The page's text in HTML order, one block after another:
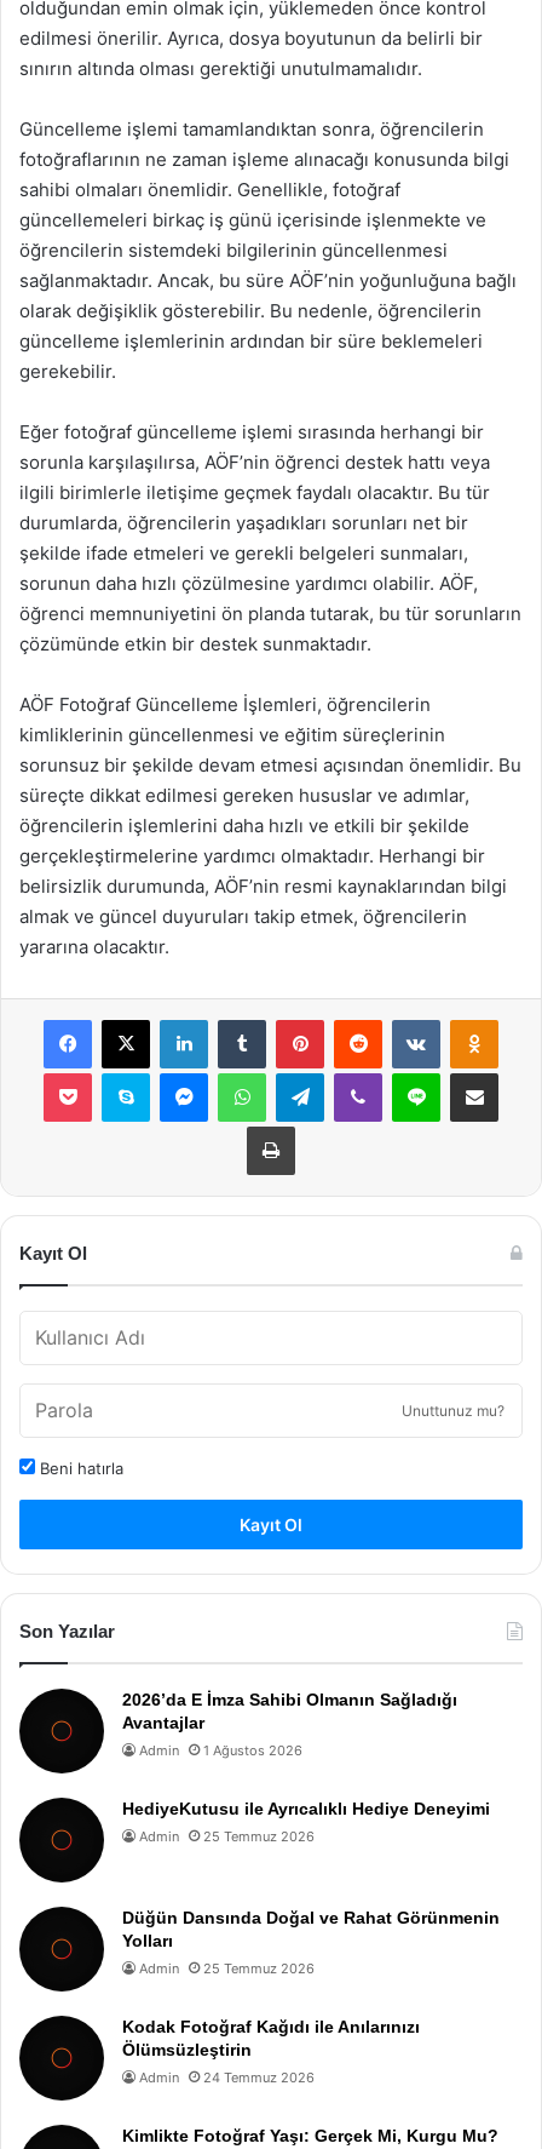
olduğundan emin olmak için, yüklemeden önce kontrol
edilmesi önerilir. Ayrıca, dosya boyutunun da belirli bir
sınırın altında olması gerektiği unutulmamalıdır.
Güncelleme işlemi tamamlandıktan sonra, öğrencilerin
fotoğraflarının ne zaman işleme alınacağı konusunda bilgi
sahibi olmaları önemlidir. Genellikle, fotoğraf
güncellemeleri birkaç iş günü içerisinde işlenmekte ve
öğrencilerin sistemdeki bilgilerinin güncellenmesi
sağlanmaktadır. Ancak, bu süre AÖF’nin yoğunluğuna bağlı
olarak değişiklik gösterebilir. Bu nedenle, öğrencilerin
güncelleme işlemlerinin ardından bir süre beklemeleri
gerekebilir.
Eğer fotoğraf güncelleme işlemi sırasında herhangi bir
sorunla karşılaşılırsa, AÖF’nin öğrenci destek hattı veya
ilgili birimlerle iletişime geçmek faydalı olacaktır. Bu tür
durumlarda, öğrencilerin yaşadıkları sorunları net bir
şekilde ifade etmeleri ve gerekli belgeleri sunmaları,
sorunun daha hızlı çözülmesine yardımcı olabilir. AÖF,
öğrenci memnuniyetini ön planda tutarak, bu tür sorunların
çözümünde etkin bir destek sunmaktadır.
AÖF Fotoğraf Güncelleme İşlemleri, öğrencilerin
kimliklerinin güncellenmesi ve eğitim süreçlerinin
sorunsuz bir şekilde devam etmesi açısından önemlidir. Bu
süreçte dikkat edilmesi gereken hususlar ve adımlar,
öğrencilerin işlemlerini daha hızlı ve etkili bir şekilde
gerçekleştirmelerine yardımcı olmaktadır. Herhangi bir
belirsizlik durumunda, AÖF’nin resmi kaynaklarından bilgi
almak ve güncel duyuruları takip etmek, öğrencilerin
yararına olacaktır.
Facebook
X LinkedInTumblr PinterestReddit VKontakte
Pocket Skype MessengerWhatsAppTelegramViber Line E-Posta ile
Yazdır
Kayıt Ol
Unuttunuz mu?
Beni hatırla
Kayıt Ol
Son Yazılar
2026’da E İmza Sahibi Olmanın Sağladığı
Avantajlar
Admin 1 Ağustos 2026
HediyeKutusu ile Ayrıcalıklı Hediye Deneyimi
Admin 25 Temmuz 2026
Düğün Dansında Doğal ve Rahat Görünmenin
Yolları
Admin 25 Temmuz 2026
Kodak Fotoğraf Kağıdı ile Anılarınızı
Ölümsüzleştirin
Admin 24 Temmuz 2026
Kimlikte Fotoğraf Yaşı: Gerçek Mi, Kurgu Mu?